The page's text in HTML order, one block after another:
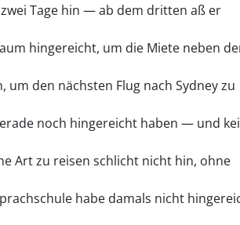
Tage hin — ab dem dritten aß er
hingereicht, um die Miete neben
den nächsten Flug nach Sydney zu
noch hingereicht haben — und
Art zu reisen schlicht nicht hin, ohne
habe damals nicht